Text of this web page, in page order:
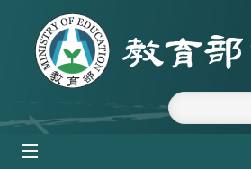
跳到主要內容區塊